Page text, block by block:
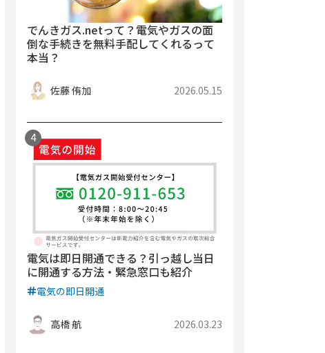
でんきガス.netって？電気やガスの面
倒な手続きを無料手配してくれるって
本当？
佐藤 侑加 2026.05.15
電気は即日開通できる？引っ越し当日
に開通する方法・緊急窓口も紹介
電気の即日開通
高橋 航 2026.03.23